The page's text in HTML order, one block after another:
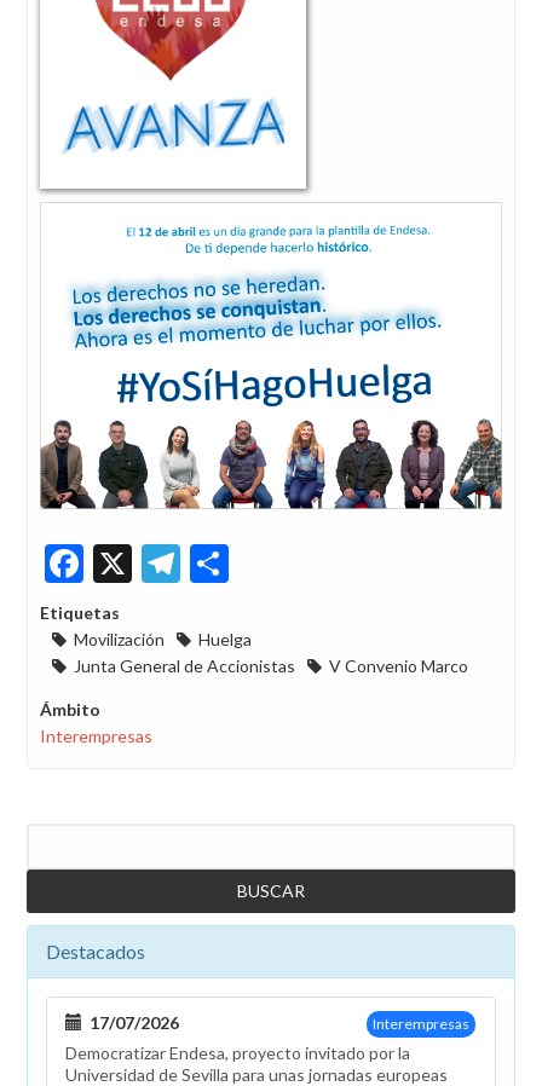
Facebook
X Telegram
Etiquetas
Movilización
Huelga
Junta General de Accionistas
V Convenio Marco
Ámbito
Interempresas
Destacados
Interempresas
17/07/2026
Democratizar Endesa, proyecto invitado por la
Universidad de Sevilla para unas jornadas europeas